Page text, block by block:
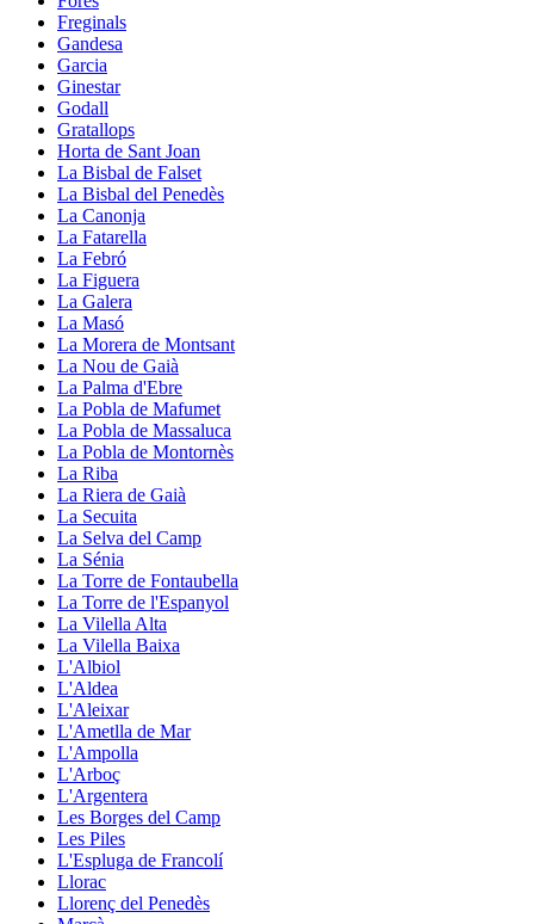
Freginals
Gandesa
Garcia
Ginestar
Godall
Gratallops
Horta de Sant Joan
La Bisbal de Falset
La Bisbal del Penedès
La Canonja
La Fatarella
La Febró
La Figuera
La Galera
La Masó
La Morera de Montsant
La Nou de Gaià
La Palma d'Ebre
La Pobla de Mafumet
La Pobla de Massaluca
La Pobla de Montornès
La Riba
La Riera de Gaià
La Secuita
La Selva del Camp
La Sénia
La Torre de Fontaubella
La Torre de l'Espanyol
La Vilella Alta
La Vilella Baixa
L'Albiol
L'Aldea
L'Aleixar
L'Ametlla de Mar
L'Ampolla
L'Arboç
L'Argentera
Les Borges del Camp
Les Piles
L'Espluga de Francolí
Llorac
Llorenç del Penedès